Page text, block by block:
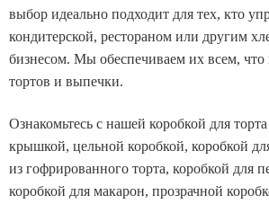
выбор идеально подходит для тех, кто
кондитерской, рестораном или другим
бизнесом. Мы обеспечиваем их всем,
тортов и выпечки.
Ознакомьтесь с нашей коробкой для
крышкой, цельной коробкой, коробкой
из гофрированного торта, коробкой для
коробкой для макарон, прозрачной